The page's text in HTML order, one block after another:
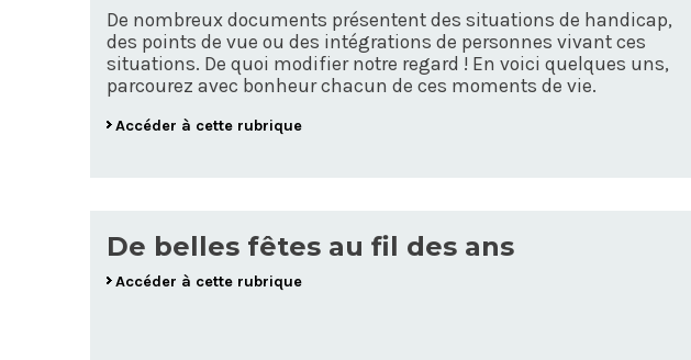
De nombreux documents présentent des situations de handicap,
des points de vue ou des intégrations de personnes vivant ces
situations. De quoi modifier notre regard ! En voici quelques uns,
parcourez avec bonheur chacun de ces moments de vie.
Accéder à cette rubrique
De belles fêtes au fil des ans
Accéder à cette rubrique